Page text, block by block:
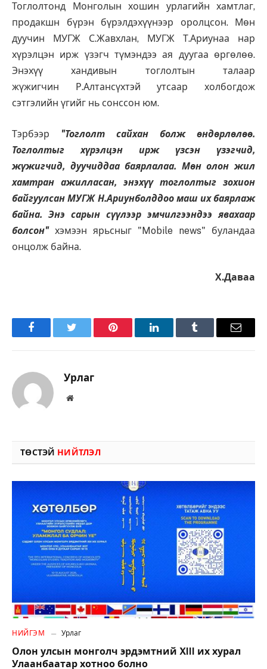
Тоглолтонд Монголын хошин урлагийн хамтлаг,
продакшн бүрэн бүрэлдэхүүнээр оролцсон. Мөн
дуучин МУГЖ С.Жавхлан, МУГЖ Т.Ариунаа нар
хүрэлцэн ирж үзэгч түмэндээ ая дуугаа өргөлөө.
Энэхүү хандивын тоглолтын талаар
жүжигчин Р.Алтансүхтэй утсаар холбогдож
сэтгэлийн үгийг нь сонссон юм.
Тэрбээр
"Тоглолт сайхан болж өндөрлөлөө.
Тоглолтыг хүрэлцэн ирж үзсэн үзэгчид,
жүжигчид, дуучиддаа баярлалаа. Мөн олон жил
хамтран ажилласан, энэхүү тоглолтыг зохион
байгуулсан МУГЖ Н.Ариунболддоо маш их баярлаж
байна. Энэ сарын сүүлээр эмчилгээндээ явахаар
болсон" хэмээн ярьсныг "Mobile news" буландаа
онцолж байна.
Х.Даваа
FacebookTwitter Pinterest LinkedInTumblr Имэйл
Урлаг
Вэбсайт
ТӨСТЭЙ НИЙТЛЭЛ
НИЙГЭМ Урлаг
Олон улсын монголч эрдэмтний XIII их хурал
Улаанбаатар хотноо болно